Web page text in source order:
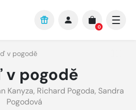
0
v pogodě
v pogodě
Kanyza, Richard Pogoda, Sandra
Pogodová